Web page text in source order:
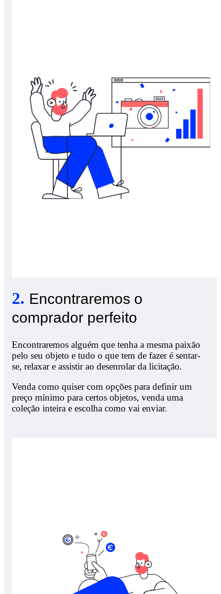
2. Encontraremos o
comprador perfeito
Encontraremos alguém que tenha a mesma paixão
pelo seu objeto e tudo o que tem de fazer é sentar-
se, relaxar e assistir ao desenrolar da licitação.
Venda como quiser com opções para definir um
preço mínimo para certos objetos, venda uma
coleção inteira e escolha como vai enviar.